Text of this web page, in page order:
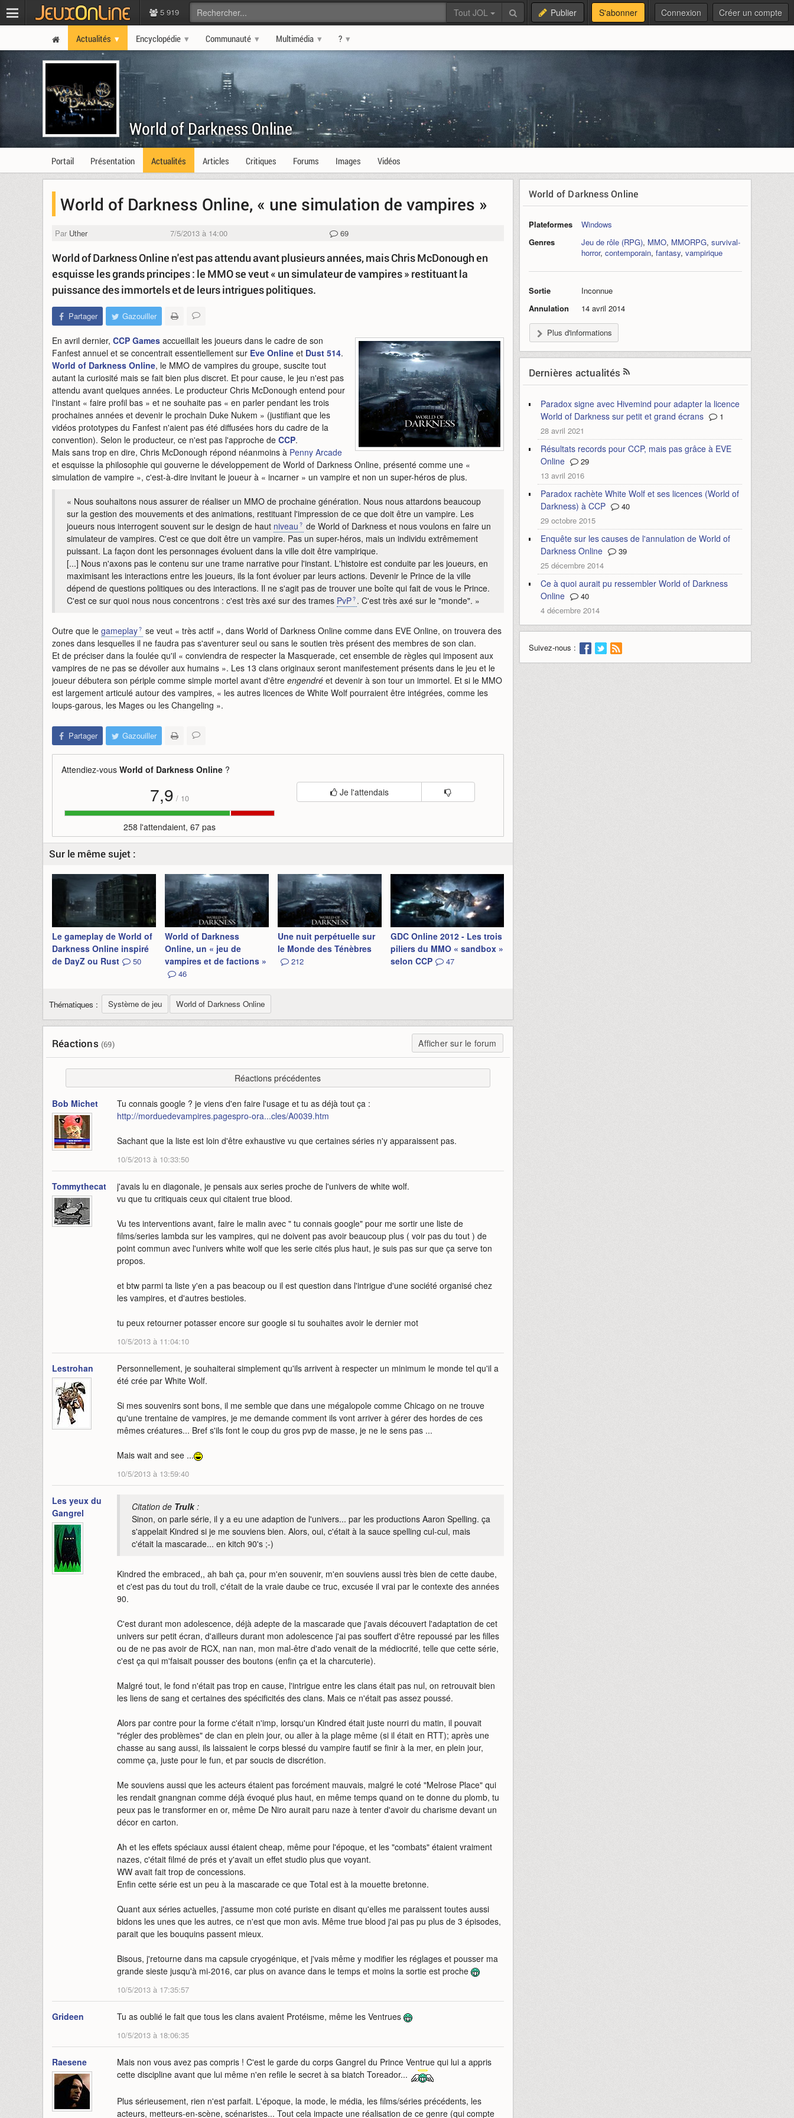
5 919 Tout JOL Publier S'abonner Connexion Créer un compte
Actualités Encyclopédie Communauté Multimédia ?
World of Darkness Online
Portail Présentation Actualités Articles Critiques Forums Images Vidéos
World of Darkness Online, « une simulation de vampires »
Par Uther 7/5/2013 à 14:00 69
World of Darkness Online n'est pas attendu avant plusieurs années, mais Chris McDonough en
esquisse les grands principes : le MMO se veut « un simulateur de vampires » restituant la
puissance des immortels et de leurs intrigues politiques.
Partager Gazouiller
En avril dernier, CCP Games accueillait les joueurs dans le cadre de son
Fanfest annuel et se concentrait essentiellement sur Eve Online et Dust 514.
World of Darkness Online, le MMO de vampires du groupe, suscite tout
autant la curiosité mais se fait bien plus discret. Et pour cause, le jeu n'est pas
attendu avant quelques années. Le producteur Chris McDonough entend pour
l'instant « faire profil bas » et ne souhaite pas « en parler pendant les trois
prochaines années et devenir le prochain Duke Nukem » (justifiant que les
vidéos prototypes du Fanfest n'aient pas été diffusées hors du cadre de la
convention). Selon le producteur, ce n'est pas l'approche de CCP.
Mais sans trop en dire, Chris McDonough répond néanmoins à Penny Arcade
et esquisse la philosophie qui gouverne le développement de World of Darkness Online, présenté comme une «
simulation de vampire », c'est-à-dire invitant le joueur à « incarner » un vampire et non un super-héros de plus.
« Nous souhaitons nous assurer de réaliser un MMO de prochaine génération. Nous nous attardons beaucoup
sur la gestion des mouvements et des animations, restituant l'impression de ce que doit être un vampire. Les
joueurs nous interrogent souvent sur le design de haut niveau
de World of Darkness et nous voulons en faire un
simulateur de vampires. C'est ce que doit être un vampire. Pas un super-héros, mais un individu extrêmement
puissant. La façon dont les personnages évoluent dans la ville doit être vampirique.
[...] Nous n'axons pas le contenu sur une trame narrative pour l'instant. L'histoire est conduite par les joueurs, en
maximisant les interactions entre les joueurs, ils la font évoluer par leurs actions. Devenir le Prince de la ville
dépend de questions politiques ou des interactions. Il ne s'agit pas de trouver une boîte qui fait de vous le Prince.
C'est ce sur quoi nous nous concentrons : c'est très axé sur des trames PvP . C'est très axé sur le "monde". »
Outre que le gameplay
se veut « très actif », dans World of Darkness Online comme dans EVE Online, on trouvera des
zones dans lesquelles il ne faudra pas s'aventurer seul ou sans le soutien très présent des membres de son clan.
Et de préciser dans la foulée qu'il « conviendra de respecter la Masquerade, cet ensemble de règles qui imposent aux
vampires de ne pas se dévoiler aux humains ». Les 13 clans originaux seront manifestement présents dans le jeu et le
joueur débutera son périple comme simple mortel avant d'être engendré et devenir à son tour un immortel. Et si le MMO
est largement articulé autour des vampires, « les autres licences de White Wolf pourraient être intégrées, comme les
loups-garous, les Mages ou les Changeling ».
Partager Gazouiller
Attendiez-vous World of Darkness Online ?
7,9 / 10
258 l'attendaient, 67 pas
Je l'attendais
Sur le même sujet :
Le gameplay de World of
Darkness Online inspiré
de DayZ ou Rust
50
World of Darkness
Online, un « jeu de
vampires et de factions »
46
Une nuit perpétuelle sur
le Monde des Ténèbres
212
GDC Online 2012 - Les trois
piliers du MMO « sandbox »
selon CCP
47
Thématiques : Système de jeu World of Darkness Online
Réactions (69) Afficher sur le forum
Réactions précédentes
Bob Michet
Tu connais google ? je viens d'en faire l'usage et tu as déjà tout ça :
http://morduedevampires.pagespro-ora...cles/A0039.htm
Sachant que la liste est loin d'être exhaustive vu que certaines séries n'y apparaissent pas.
10/5/2013 à 10:33:50
Tommythecat
j'avais lu en diagonale, je pensais aux series proche de l'univers de white wolf.
vu que tu critiquais ceux qui citaient true blood.
Vu tes interventions avant, faire le malin avec " tu connais google" pour me sortir une liste de
films/series lambda sur les vampires, qui ne doivent pas avoir beaucoup plus ( voir pas du tout ) de
point commun avec l'univers white wolf que les serie cités plus haut, je suis pas sur que ça serve ton
propos.
et btw parmi ta liste y'en a pas beacoup ou il est question dans l'intrigue d'une société organisé chez
les vampires, et d'autres bestioles.
tu peux retourner potasser encore sur google si tu souhaites avoir le dernier mot
10/5/2013 à 11:04:10
Lestrohan
Personnellement, je souhaiterai simplement qu'ils arrivent à respecter un minimum le monde tel qu'il a
été crée par White Wolf.
Si mes souvenirs sont bons, il me semble que dans une mégalopole comme Chicago on ne trouve
qu'une trentaine de vampires, je me demande comment ils vont arriver à gérer des hordes de ces
mêmes créatures... Bref s'ils font le coup du gros pvp de masse, je ne le sens pas ...
Mais wait and see ...
10/5/2013 à 13:59:40
Les yeux du
Gangrel
Citation de Trulk:
Sinon, on parle série, il y a eu une adaption de l'univers... par les productions Aaron Spelling. ça
s'appelait Kindred si je me souviens bien. Alors, oui, c'était à la sauce spelling cul-cul, mais
c'était la mascarade... en kitch 90's ;-)
Kindred the embraced,, ah bah ça, pour m'en souvenir, m'en souviens aussi très bien de cette daube,
et c'est pas du tout du troll, c'était de la vraie daube ce truc, excusée il vrai par le contexte des années
90.
C'est durant mon adolescence, déjà adepte de la mascarade que j'avais découvert l'adaptation de cet
univers sur petit écran, d'ailleurs durant mon adolescence j'ai pas souffert d'être repoussé par les filles
ou de ne pas avoir de RCX, nan nan, mon mal-être d'ado venait de la médiocrité, telle que cette série,
c'est ça qui m'faisait pousser des boutons (enfin ça et la charcuterie).
Malgré tout, le fond n'était pas trop en cause, l'intrigue entre les clans était pas nul, on retrouvait bien
les liens de sang et certaines des spécificités des clans. Mais ce n'était pas assez poussé.
Alors par contre pour la forme c'était n'imp, lorsqu'un Kindred était juste nourri du matin, il pouvait
"régler des problèmes" de clan en plein jour, ou aller à la plage même (si il était en RTT); après une
chasse au sang aussi, ils laissaient le corps blessé du vampire fautif se finir à la mer, en plein jour,
comme ça, juste pour le fun, et par soucis de discrétion.
Me souviens aussi que les acteurs étaient pas forcément mauvais, malgré le coté "Melrose Place" qui
les rendait gnangnan comme déjà évoqué plus haut, en même temps quand on te donne du plomb, tu
peux pas le transformer en or, même De Niro aurait paru naze à tenter d'avoir du charisme devant un
décor en carton.
Ah et les effets spéciaux aussi étaient cheap, même pour l'époque, et les "combats" étaient vraiment
nazes, c'était filmé de prés et y'avait un effet studio plus que voyant.
WW avait fait trop de concessions.
Enfin cette série est un peu à la mascarade ce que Total est à la mouette bretonne.
Quant aux séries actuelles, j'assume mon coté puriste en disant qu'elles me paraissent toutes aussi
bidons les unes que les autres, ce n'est que mon avis. Même true blood j'ai pas pu plus de 3 épisodes,
parait que les bouquins passent mieux.
Bisous, j'retourne dans ma capsule cryogénique, et j'vais même y modifier les réglages et pousser ma
grande sieste jusqu'à mi-2016, car plus on avance dans le temps et moins la sortie est proche
10/5/2013 à 17:35:57
Grideen Tu as oublié le fait que tous les clans avaient Protéisme, même les Ventrues
10/5/2013 à 18:06:35
Raesene
Mais non vous avez pas compris ! C'est le garde du corps Gangrel du Prince Ventrue qui lui a appris
cette discipline avant que lui même n'en refile le secret à sa biatch Toreador...
Plus sérieusement, rien n'est parfait. L'époque, la mode, le média, les films/séries précédents, les
acteurs, metteurs-en-scène, scénaristes... Tout cela impacte une réalisation de ce genre (qui compte
World of Darkness Online
Plateformes
Windows
Genres
Jeu de rôle (RPG), MMO, MMORPG, survival-
horror, contemporain, fantasy, vampirique
Sortie
Inconnue
Annulation
14 avril 2014
Plus d'informations
Dernières actualités
Paradox signe avec Hivemind pour adapter la licence
World of Darkness sur petit et grand écrans
1
28 avril 2021
Résultats records pour CCP, mais pas grâce à EVE
Online
29
13 avril 2016
Paradox rachète White Wolf et ses licences (World of
Darkness) à CCP
40
29 octobre 2015
Enquête sur les causes de l'annulation de World of
Darkness Online
39
25 décembre 2014
Ce à quoi aurait pu ressembler World of Darkness
Online
40
4 décembre 2014
Suivez-nous :